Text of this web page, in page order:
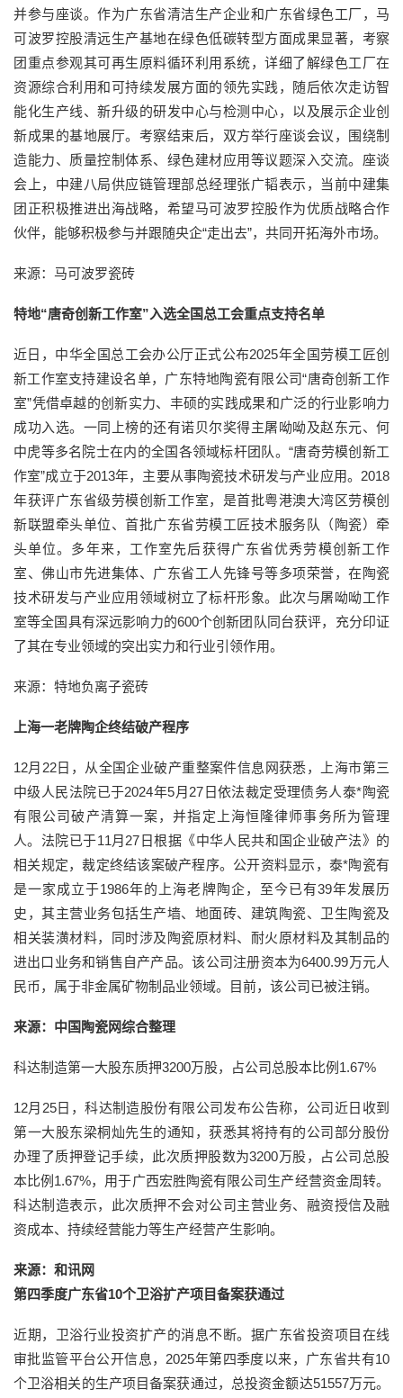
并参与座谈。作为广东省清洁生产企业和广东省绿色工厂，马
可波罗控股清远生产基地在绿色低碳转型方面成果显著，考察
团重点参观其可再生原料循环利用系统，详细了解绿色工厂在
资源综合利用和可持续发展方面的领先实践，随后依次走访智
能化生产线、新升级的研发中心与检测中心，以及展示企业创
新成果的基地展厅。考察结束后，双方举行座谈会议，围绕制
造能力、质量控制体系、绿色建材应用等议题深入交流。座谈
会上，中建八局供应链管理部总经理张广韬表示，当前中建集
团正积极推进出海战略，希望马可波罗控股作为优质战略合作
伙伴，能够积极参与并跟随央企“走出去”，共同开拓海外市场。
来源：马可波罗瓷砖
特地“唐奇创新工作室”入选全国总工会重点支持名单
近日，中华全国总工会办公厅正式公布2025年全国劳模工匠创
新工作室支持建设名单，广东特地陶瓷有限公司“唐奇创新工作
室”凭借卓越的创新实力、丰硕的实践成果和广泛的行业影响力
成功入选。一同上榜的还有诺贝尔奖得主屠呦呦及赵东元、何
中虎等多名院士在内的全国各领域标杆团队。“唐奇劳模创新工
作室”成立于2013年，主要从事陶瓷技术研发与产业应用。2018
年获评广东省级劳模创新工作室，是首批粤港澳大湾区劳模创
新联盟牵头单位、首批广东省劳模工匠技术服务队（陶瓷）牵
头单位。多年来，工作室先后获得广东省优秀劳模创新工作
室、佛山市先进集体、广东省工人先锋号等多项荣誉，在陶瓷
技术研发与产业应用领域树立了标杆形象。此次与屠呦呦工作
室等全国具有深远影响力的600个创新团队同台获评，充分印证
了其在专业领域的突出实力和行业引领作用。
来源：特地负离子瓷砖
上海一老牌陶企终结破产程序
12月22日，从全国企业破产重整案件信息网获悉，上海市第三
中级人民法院已于2024年5月27日依法裁定受理债务人泰*陶瓷
有限公司破产清算一案，并指定上海恒隆律师事务所为管理
人。法院已于11月27日根据《中华人民共和国企业破产法》的
相关规定，裁定终结该案破产程序。公开资料显示，泰*陶瓷有
是一家成立于1986年的上海老牌陶企，至今已有39年发展历
史，其主营业务包括生产墙、地面砖、建筑陶瓷、卫生陶瓷及
相关装潢材料，同时涉及陶瓷原材料、耐火原材料及其制品的
进出口业务和销售自产产品。‌该公司注册资本为6400.99万元人
民币，属于非金属矿物制品业领域。目前，该公司已被注销。
来源：中国陶瓷网综合整理
科达制造第一大股东质押3200万股，占公司总股本比例1.67%
12月25日，科达制造股份有限公司发布公告称，公司近日收到
第一大股东梁桐灿先生的通知，获悉其将持有的公司部分股份
办理了质押登记手续，此次质押股数为3200万股，占公司总股
本比例1.67%，用于广西宏胜陶瓷有限公司生产经营资金周转。
科达制造表示，此次质押不会对公司主营业务、融资授信及融
资成本、持续经营能力等生产经营产生影响。
来源：和讯网
第四季度广东省10个卫浴扩产项目备案获通过
近期，卫浴行业投资扩产的消息不断。据广东省投资项目在线
审批监管平台公开信息，2025年第四季度以来，广东省共有10
个卫浴相关的生产项目备案获通过，总投资金额达51557万元。